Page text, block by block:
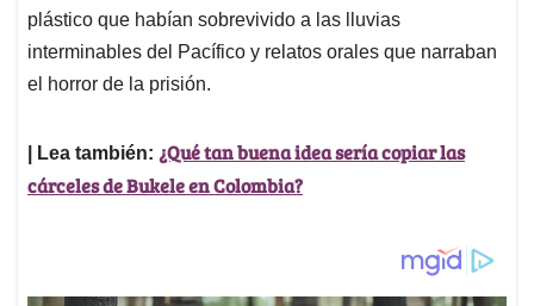
plástico que habían sobrevivido a las lluvias
interminables del Pacífico y relatos orales que narraban
el horror de la prisión.
| Lea también: ¿Qué tan buena idea sería copiar las
cárceles de Bukele en Colombia?